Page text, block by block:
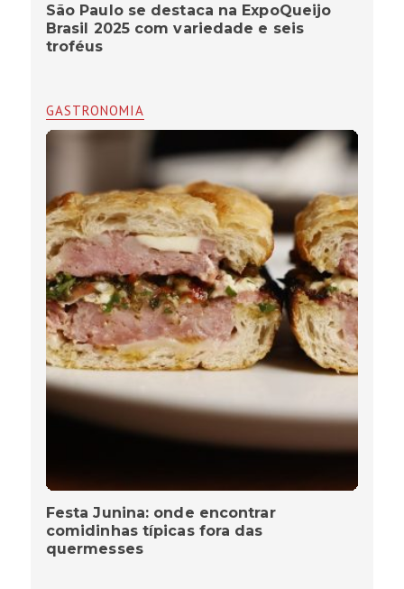
São Paulo se destaca na ExpoQueijo
Brasil 2025 com variedade e seis
troféus
GASTRONOMIA
Festa Junina: onde encontrar
comidinhas típicas fora das
quermesses